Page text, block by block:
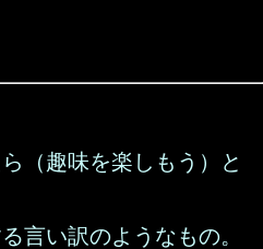
（趣味を楽しもう）と
言い訳のようなもの。